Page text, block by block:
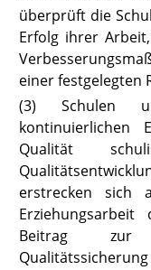
überprüft die
Erfolg ihrer
einer festgelegten
(3) Schulen
kontinuierlichen
Qualität
erstrecken sich
Beitrag zur